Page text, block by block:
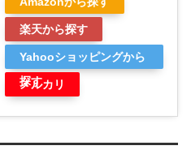
楽天から探す
Yahooショッピングから
探す
メルカリ